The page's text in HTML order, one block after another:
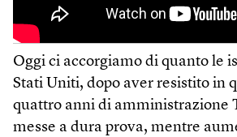
Oggi ci accorgiamo di quanto le
Stati Uniti, dopo aver resistito in
quattro anni di amministrazione
messe a dura prova, mentre